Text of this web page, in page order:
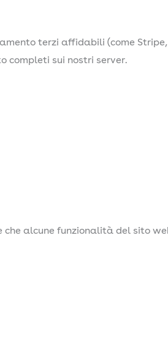
terzi affidabili (come
completi sui nostri server.
che alcune funzionalità del sito